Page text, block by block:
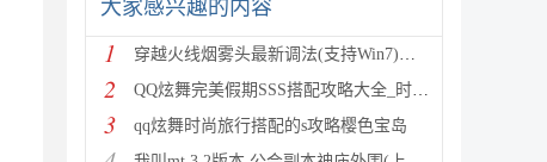
大家感兴趣的内容
1 穿越火线烟雾头最新调法(支持Win7)图文攻略
2 QQ炫舞完美假期SSS搭配攻略大全_时尚旅行完美假期1-15
3 qq炫舞时尚旅行搭配的s攻略樱色宝岛